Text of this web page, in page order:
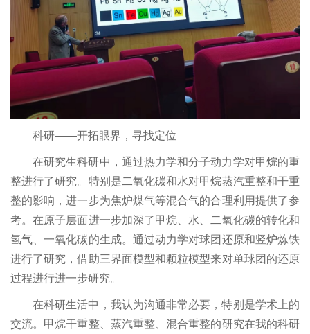
科研——开拓眼界，寻找定位
在研究生科研中，通过热力学和分子动力学对甲烷的重
整进行了研究。特别是二氧化碳和水对甲烷蒸汽重整和干重
整的影响，进一步为焦炉煤气等混合气的合理利用提供了参
考。在原子层面进一步加深了甲烷、水、二氧化碳的转化和
氢气、一氧化碳的生成。通过动力学对球团还原和竖炉炼铁
进行了研究，借助三界面模型和颗粒模型来对单球团的还原
过程进行进一步研究。
在科研生活中，我认为沟通非常必要，特别是学术上的
交流。甲烷干重整、蒸汽重整、混合重整的研究在我的科研